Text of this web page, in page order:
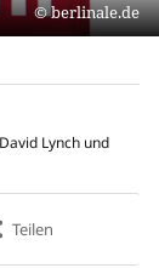
berlinale.de
Lynch und
Teilen